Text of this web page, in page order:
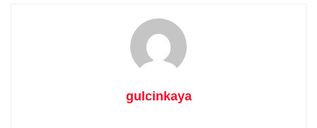
gulcinkaya